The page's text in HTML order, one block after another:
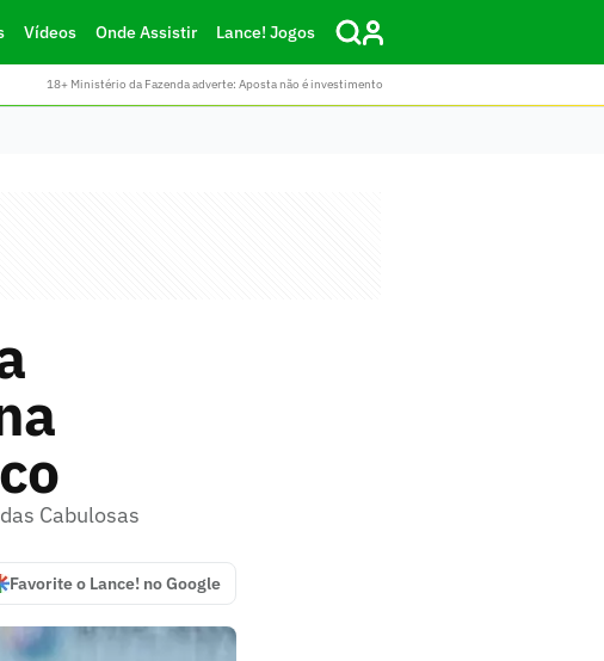
Vídeos Onde Assistir Lance! Jogos
18+ Ministério da Fazenda adverte: Aposta não é investimento
Cabulosas
Favorite o Lance! no Google